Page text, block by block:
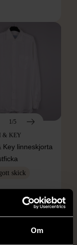
Om
1/5
& KEY
Key linneskjorta
skick